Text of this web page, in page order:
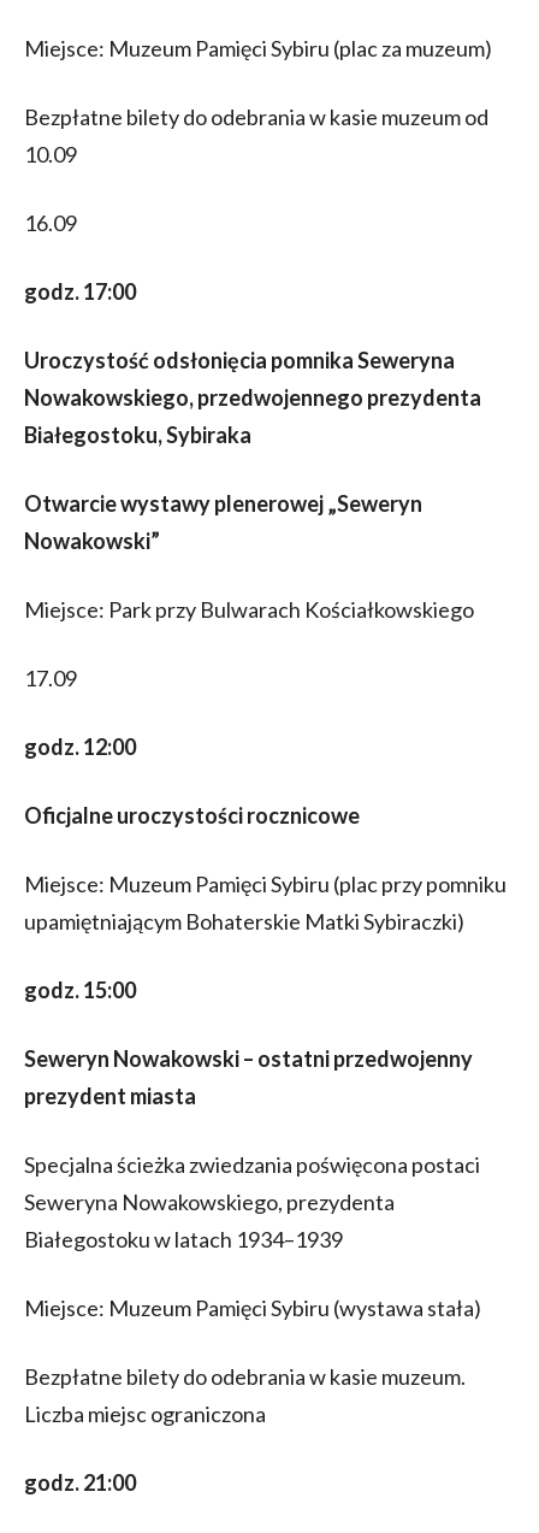
Miejsce: Muzeum Pamięci Sybiru (plac za muzeum)
Bezpłatne bilety do odebrania w kasie muzeum od
10.09
16.09
godz. 17:00
Uroczystość odsłonięcia pomnika Seweryna
Nowakowskiego, przedwojennego prezydenta
Białegostoku, Sybiraka
Otwarcie wystawy plenerowej „Seweryn
Nowakowski”
Miejsce: Park przy Bulwarach Kościałkowskiego
17.09
godz. 12:00
Oficjalne uroczystości rocznicowe
Miejsce: Muzeum Pamięci Sybiru (plac przy pomniku
upamiętniającym Bohaterskie Matki Sybiraczki)
godz. 15:00
Seweryn Nowakowski – ostatni przedwojenny
prezydent miasta
Specjalna ścieżka zwiedzania poświęcona postaci
Seweryna Nowakowskiego, prezydenta
Białegostoku w latach 1934–1939
Miejsce: Muzeum Pamięci Sybiru (wystawa stała)
Bezpłatne bilety do odebrania w kasie muzeum.
Liczba miejsc ograniczona
godz. 21:00